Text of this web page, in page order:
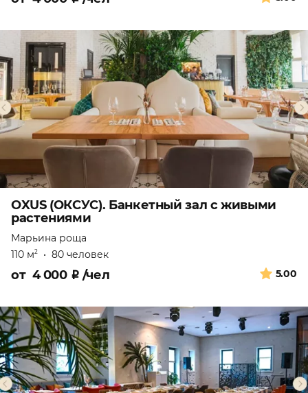
OXUS (ОКСУС). Банкетный зал с живыми
растениями
Марьина роща
110 м2 • 80 человек
5.00
от 4 000 ₽ /чел